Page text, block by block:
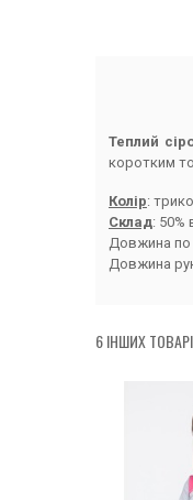
Теплий
коротким
Колір:
Склад: 50%
Довжина по
Довжина
6 ІНШИХ